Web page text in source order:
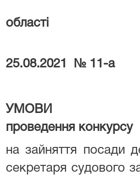
області
25.08.2021 № 11-а
УМОВИ
проведення конкурсу
на зайняття посади
секретаря судового